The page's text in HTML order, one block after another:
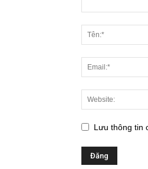
Lưu thông tin